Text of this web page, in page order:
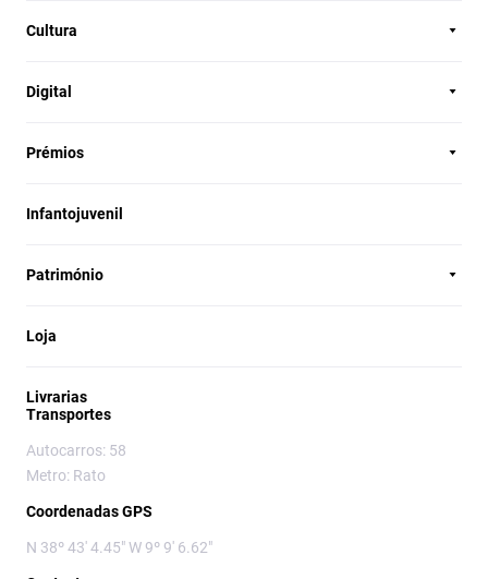
Cultura
Digital
Prémios
Infantojuvenil
Património
Loja
Livrarias
Transportes
Autocarros: 58
Metro: Rato
Coordenadas GPS
N 38º 43' 4.45" W 9º 9' 6.62"